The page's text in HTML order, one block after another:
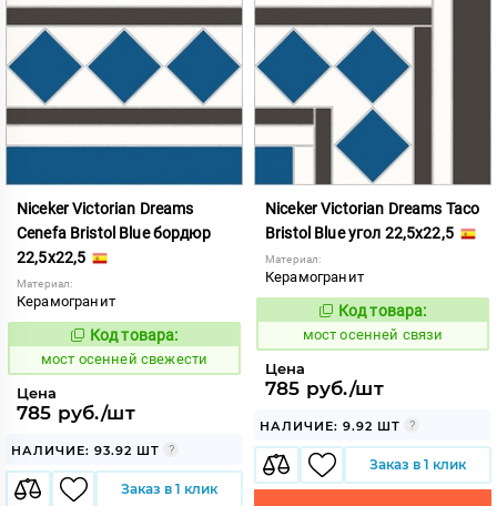
Niceker Victorian Dreams
Cenefa Bristol Blue бордюр
22,5x22,5
Материал:
Керамогранит
1024083
Код товара:
мост осенней свежести
Цена
785 руб./шт
НАЛИЧИЕ: 93.92 ШТ
Заказ в 1 клик
Niceker Victorian Dreams Taco
Bristol Blue угол 22,5x22,5
Материал:
Керамогранит
1024086
Код товара:
мост осенней связи
Цена
785 руб./шт
НАЛИЧИЕ: 9.92 ШТ
Заказ в 1 клик